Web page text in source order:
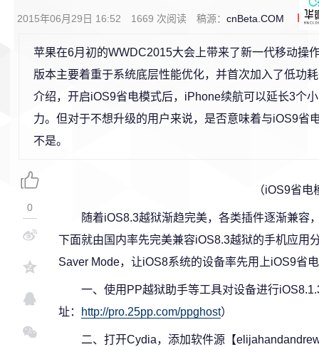
2015年06月29日 16:52 1669 次阅读 稿源： cnBeta.COM 0
苹果在6月初的WWDC2015大会上带来了新一代移动操
版本主要着重于系统底层性能优化，并首次加入了低功
介绍，开启iOS9省电模式后，iPhone续航可以延长3个
力。但对于不想升级的用户来说，是否意味着与iOS9省
不是。
（iOS9省电
随着iOS8.3越狱渐趋完美，各类插件逐渐兼容
下面就由国内率先完美兼容iOS8.3越狱的手机应用
Saver Mode，让iOS8系统的设备率先用上iOS9省
一、使用PP越狱助手等工具对设备进行
址：
http://pro.25pp.com/ppghost）
二、打开Cydia，添加软件源【
0